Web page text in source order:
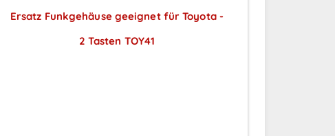
Ersatz Funkgehäuse geeignet für Toyota -
2 Tasten TOY41